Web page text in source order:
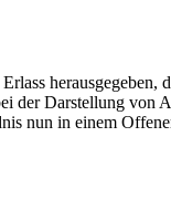
herausgegeben,
der Darstellung von
nun in einem